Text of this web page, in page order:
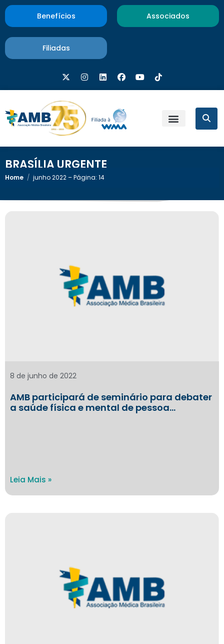
Benefícios Associados
Filiadas
BRASÍLIA URGENTE
Home / junho 2022 – Página: 14
AMB participará de seminário para debater
a saúde física e mental de pessoa…
8 de junho de 2022
Leia Mais »